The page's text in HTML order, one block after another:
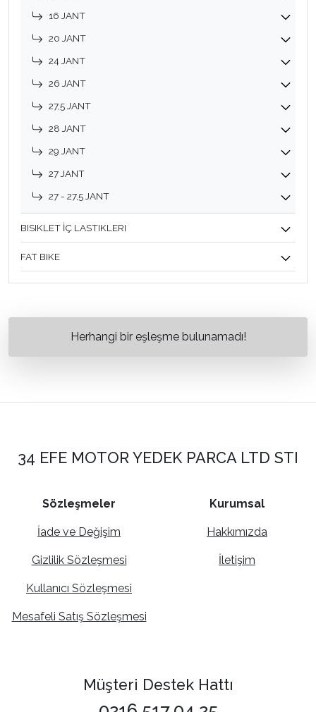
16 JANT
20 JANT
24 JANT
26 JANT
27,5 JANT
28 JANT
29 JANT
27 JANT
27 - 27,5 JANT
BISIKLET İÇ LASTIKLERI
FAT BIKE
Herhangi bir eşleşme bulunamadı!
34 EFE MOTOR YEDEK PARCA LTD STI
Sözleşmeler
İade ve Değişim
Gizlilik Sözleşmesi
Kullanıcı Sözleşmesi
Mesafeli Satış Sözleşmesi
Kurumsal
Hakkımızda
İletişim
Müşteri Destek Hattı